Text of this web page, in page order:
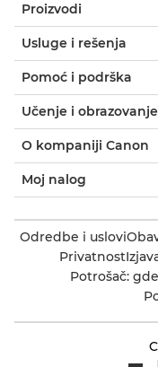
Proizvodi
Usluge i rešenja
Pomoć i podrška
Učenje i obrazovanje
O kompaniji Canon
Moj nalog
Odredbe i uslovi
Privatnost
Potrošač: